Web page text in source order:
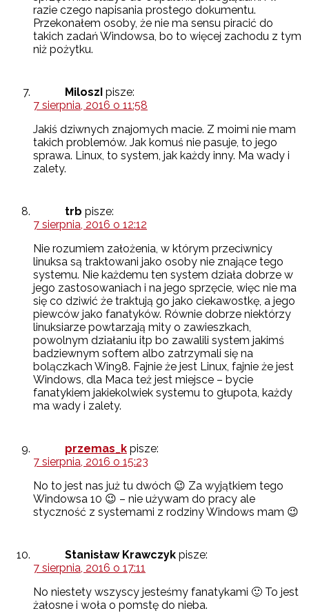
razie czego napisania prostego dokumentu.
Przekonałem osoby, że nie ma sensu piracić do
takich zadań Windowsa, bo to więcej zachodu z tym
niż pożytku.
MiloszI pisze:
7 sierpnia, 2016 o 11:58
Jakiś dziwnych znajomych macie. Z moimi nie mam
takich problemów. Jak komuś nie pasuje, to jego
sprawa. Linux, to system, jak każdy inny. Ma wady i
zalety.
trb pisze:
7 sierpnia, 2016 o 12:12
Nie rozumiem założenia, w którym przeciwnicy
linuksa są traktowani jako osoby nie znające tego
systemu. Nie każdemu ten system działa dobrze w
jego zastosowaniach i na jego sprzęcie, więc nie ma
się co dziwić że traktują go jako ciekawostkę, a jego
piewców jako fanatyków. Równie dobrze niektórzy
linuksiarze powtarzają mity o zawieszkach,
powolnym działaniu itp bo zawalili system jakimś
badziewnym softem albo zatrzymali się na
bolączkach Win98. Fajnie że jest Linux, fajnie że jest
Windows, dla Maca też jest miejsce – bycie
fanatykiem jakiekolwiek systemu to głupota, każdy
ma wady i zalety.
przemas_k pisze:
7 sierpnia, 2016 o 15:23
No to jest nas już tu dwóch 😉 Za wyjątkiem tego
Windowsa 10 😉 – nie używam do pracy ale
styczność z systemami z rodziny Windows mam 😉
Stanisław Krawczyk pisze:
7 sierpnia, 2016 o 17:11
No niestety wszyscy jesteśmy fanatykami 🙂 To jest
żałosne i woła o pomstę do nieba.